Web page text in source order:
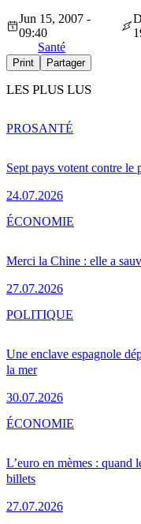
Jun 15, 2007 -
09:40
Santé
Print Partager
LES PLUS LUS
Sept pays votent contre le
24.07.2026
PROSANTÉ
Merci la Chine : elle a
27.07.2026
ÉCONOMIE
Une enclave espagnole
la mer
30.07.2026
POLITIQUE
L’euro en mèmes : quand
billets
27.07.2026
ÉCONOMIE